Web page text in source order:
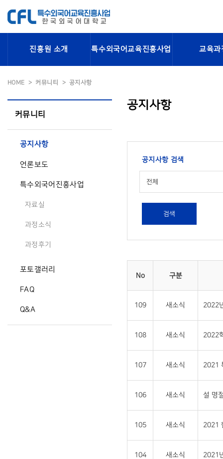
진흥원 소개 특수외국어교육진흥사업 교육과
HOME 커뮤니티 공지사항
커뮤니티
공지사항
언론보도
특수외국어진흥사업
자료실
과정소식
과정후기
포토갤러리
FAQ
Q&A
공지사항
공지사항 검색
전체
검색
No 구분
109 새소식 2022
108 새소식 2022
107 새소식 2021
106 새소식 설 명
105 새소식 2021
104 새소식 2021